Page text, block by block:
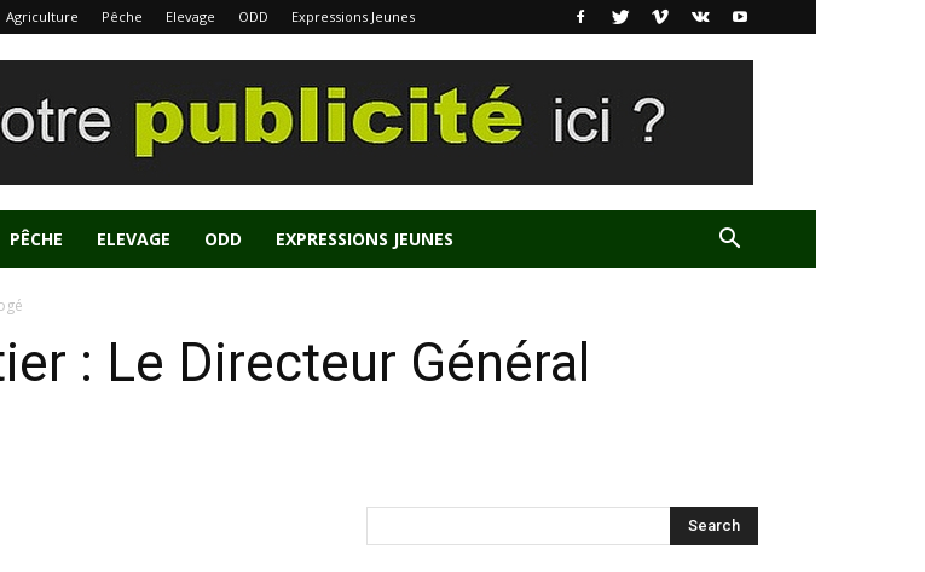
Agriculture Pêche Elevage ODD Expressions Jeunes
PÊCHE ELEVAGE ODD EXPRESSIONS JEUNES
: Le Directeur Général